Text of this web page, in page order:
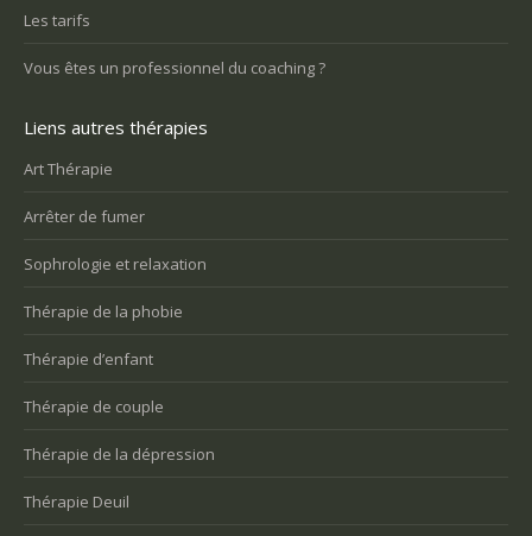
Les tarifs
Vous êtes un professionnel du coaching ?
Liens autres thérapies
Art Thérapie
Arrêter de fumer
Sophrologie et relaxation
Thérapie de la phobie
Thérapie d’enfant
Thérapie de couple
Thérapie de la dépression
Thérapie Deuil